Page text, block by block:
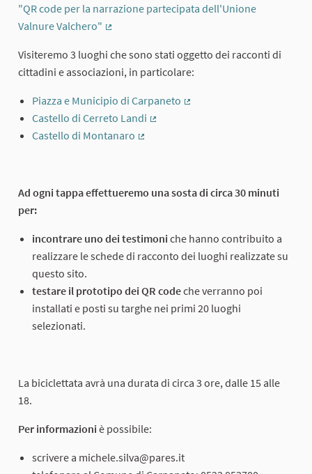
"QR code per la narrazione partecipata dell'Unione
Valnure Valchero"
Visiteremo 3 luoghi che sono stati oggetto dei racconti di
cittadini e associazioni, in particolare:
Piazza e Municipio di Carpaneto
Castello di Cerreto Landi
Castello di Montanaro
Ad ogni tappa effettueremo una sosta di circa 30 minuti
per:
incontrare uno dei testimoni che hanno contribuito a
realizzare le schede di racconto dei luoghi realizzate su
questo sito.
testare il prototipo dei QR codeche verranno poi
installati e posti su targhe nei primi 20 luoghi
selezionati.
La biciclettata avrà una durata di circa 3 ore, dalle 15 alle
18.
Per informazioni è possibile:
scrivere a michele.silva@pares.it